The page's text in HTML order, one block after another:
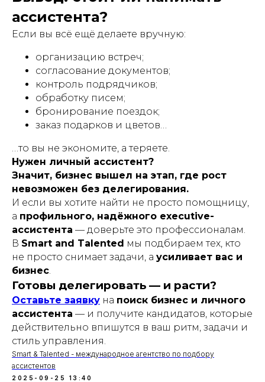
ассистента?
Если вы всё ещё делаете вручную:
организацию встреч;
согласование документов;
контроль подрядчиков;
обработку писем;
бронирование поездок;
заказ подарков и цветов…
…то вы не экономите, а теряете.
Нужен личный ассистент?
Значит, бизнес вышел на этап, где рост
невозможен без делегирования.
И если вы хотите найти не просто помощницу,
а профильного, надёжного executive-
ассистента — доверьте это профессионалам.
В Smart and Talented мы подбираем тех, кто
не просто снимает задачи, а усиливает вас и
бизнес.
Готовы делегировать — и расти?
Оставьте заявку на поиск бизнес и личного
ассистента — и получите кандидатов, которые
действительно впишутся в ваш ритм, задачи и
стиль управления.
Smart & Talented - международное агентство по подбору
ассистентов
2025-09-25 13:40